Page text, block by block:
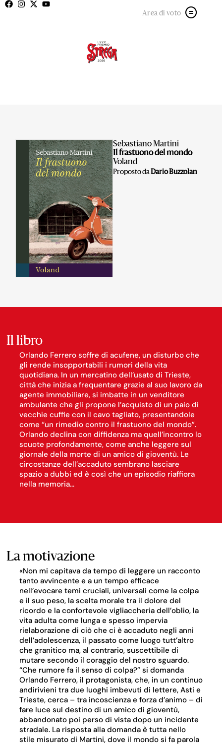
Area di voto
Sebastiano Martini
Il frastuono del mondo
Voland
Proposto daDario Buzzolan
Il libro
Orlando Ferrero soffre di acufene, un disturbo che
gli rende insopportabili i rumori della vita
quotidiana. In un mercatino dell’usato di Trieste,
città che inizia a frequentare grazie al suo lavoro da
agente immobiliare, si imbatte in un venditore
ambulante che gli propone l’acquisto di un paio di
vecchie cuffie con il cavo tagliato, presentandole
come “un rimedio contro il frastuono del mondo”.
Orlando declina con diffidenza ma quell’incontro lo
scuote profondamente, come anche leggere sul
giornale della morte di un amico di gioventù. Le
circostanze dell’accaduto sembrano lasciare
spazio a dubbi ed è così che un episodio riaffiora
nella memoria…
La motivazione
«Non mi capitava da tempo di leggere un racconto
tanto avvincente e a un tempo efficace
nell’evocare temi cruciali, universali come la colpa
e il suo peso, la scelta morale tra il dolore del
ricordo e la confortevole vigliaccheria dell’oblio, la
vita adulta come lunga e spesso impervia
rielaborazione di ciò che ci è accaduto negli anni
dell’adolescenza, il passato come luogo tutt’altro
che granitico ma, al contrario, suscettibile di
mutare secondo il coraggio del nostro sguardo.
“Che rumore fa il senso di colpa?” si domanda
Orlando Ferrero, il protagonista, che, in un continuo
andirivieni tra due luoghi imbevuti di lettere, Asti e
Trieste, cerca – tra incoscienza e forza d’animo – di
fare luce sul destino di un amico di gioventù,
abbandonato poi perso di vista dopo un incidente
stradale. La risposta alla domanda è tutta nello
stile misurato di Martini, dove il mondo si fa parola